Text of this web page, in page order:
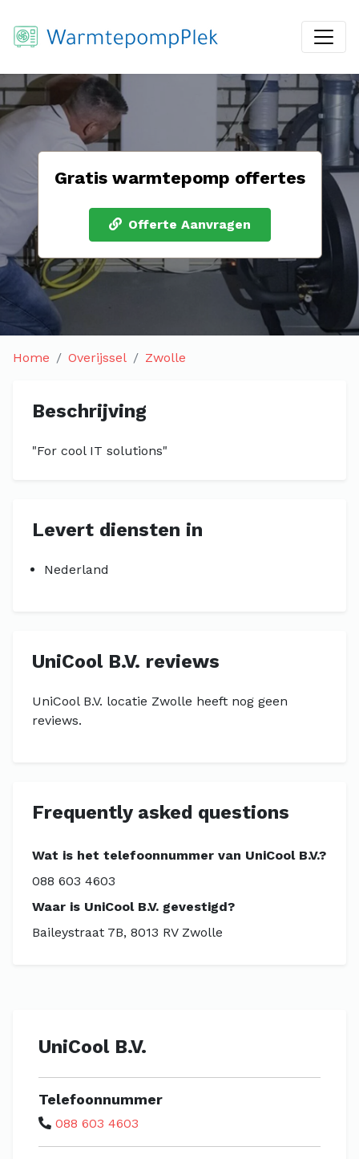
Gratis warmtepomp offertes
Offerte Aanvragen
Home Overijssel Zwolle
Beschrijving
"For cool IT solutions"
Levert diensten in
Nederland
UniCool B.V. reviews
UniCool B.V. locatie Zwolle heeft nog geen
reviews.
Frequently asked questions
Wat is het telefoonnummer van UniCool B.V.?
088 603 4603
Waar is UniCool B.V. gevestigd?
Baileystraat 7B, 8013 RV Zwolle
UniCool B.V.
Telefoonnummer
088 603 4603